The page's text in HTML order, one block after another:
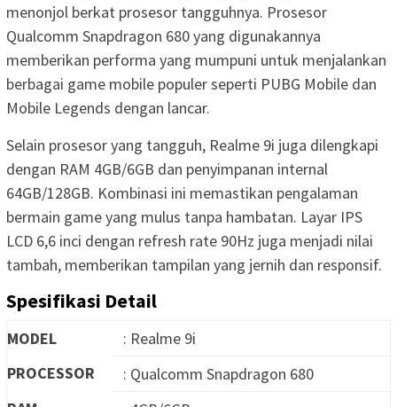
menonjol berkat prosesor tangguhnya. Prosesor
Qualcomm Snapdragon 680 yang digunakannya
memberikan performa yang mumpuni untuk menjalankan
berbagai game mobile populer seperti PUBG Mobile dan
Mobile Legends dengan lancar.
Selain prosesor yang tangguh, Realme 9i juga dilengkapi
dengan RAM 4GB/6GB dan penyimpanan internal
64GB/128GB. Kombinasi ini memastikan pengalaman
bermain game yang mulus tanpa hambatan. Layar IPS
LCD 6,6 inci dengan refresh rate 90Hz juga menjadi nilai
tambah, memberikan tampilan yang jernih dan responsif.
Spesifikasi Detail
MODEL
: Realme 9i
PROCESSOR
: Qualcomm Snapdragon 680